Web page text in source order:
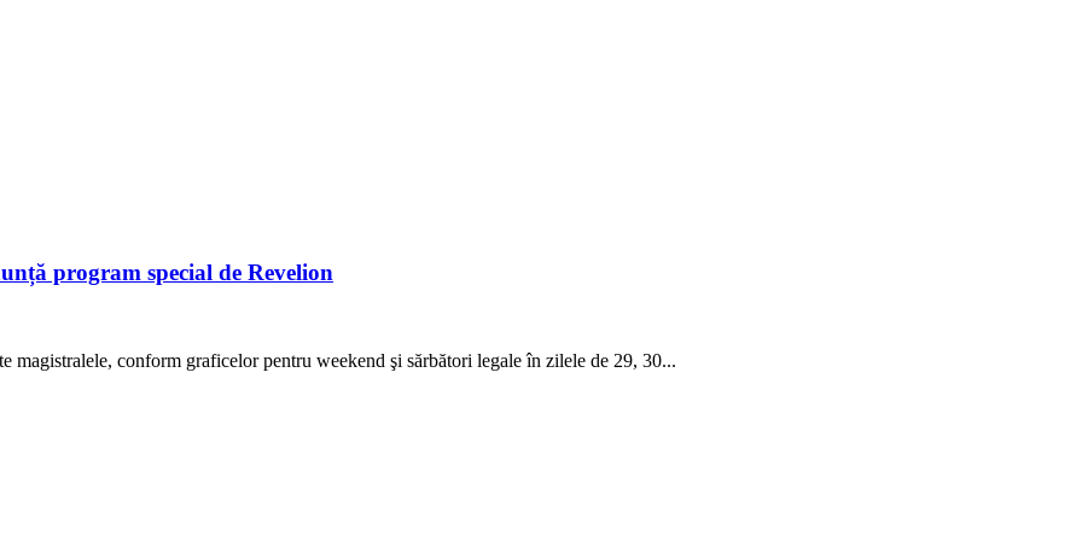
program special de Revelion
conform graficelor pentru weekend şi sărbători legale în zilele de 29, 30...